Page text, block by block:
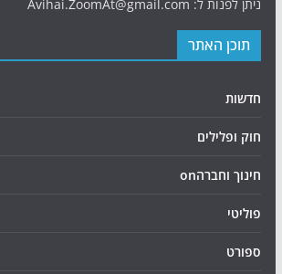
ניתן לפנות ל: Avihai.ZoomAt@gmail.com
תוכן האתר
חדשות
חוק ופלילים
חינוך וחברהon
פוליטי
ספורט